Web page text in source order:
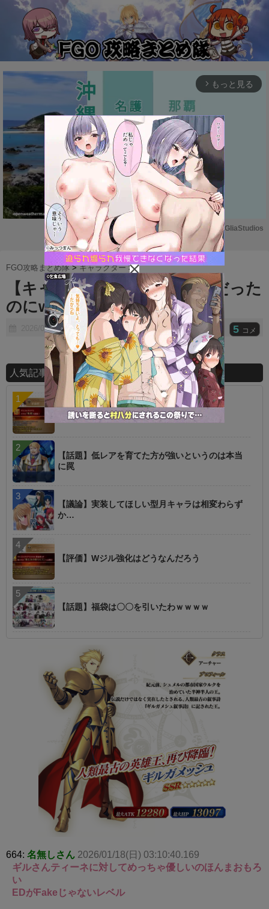
arrow_forward_ios もっと見る
M
u
t
e
Powered by GliaStudios
FGO攻略まとめ隊 >キャラクター >
【キャラ】初期は完全にクズだった
のにw
2026/01/18 5 コメ
人気記事ランキング
【指摘】卑弥呼の強化はぶっ壊れじゃない？
【話題】低レアを育てた方が強いというのは本当
に罠
【議論】実装してほしい型月キャラは相変わらず
か…
【評価】Wジル強化はどうなんだろう
【話題】福袋は〇〇を引いたわｗｗｗｗ
664: 名無しさん 2026/01/18(日) 03:10:40.169
ギルさんティーネに対してめっちゃ優しいのほんまおもろ
い
EDがFakeじゃないレベル